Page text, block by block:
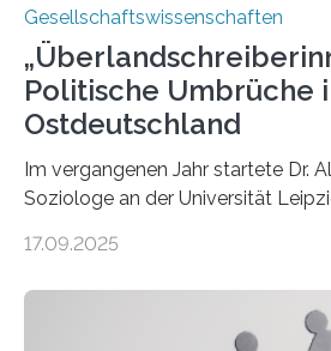
Gesellschaftswissenschaften
Politische Umbrüche
Ostdeutschland
Im vergangenen Jahr startete Dr.
Soziologe an der Universität
across the Country“. Nun ist das
Schriftstellerinnen Manja Präkels,
Barbara Thériault. Es trägt den Titel
17.09.2025